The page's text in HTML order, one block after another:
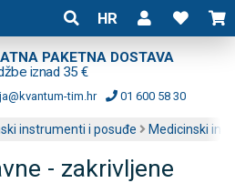
HR
PAKETNA DOSTAVA
iznad 35 €
tim.hr 01 600 58 30
instrumenti i posuđe Medicinski
- zakrivljene